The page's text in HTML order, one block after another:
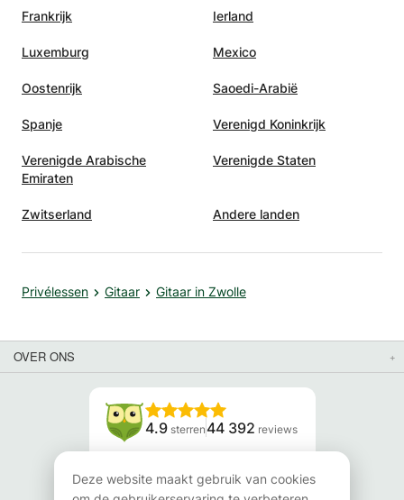
Frankrijk Ierland
Luxemburg Mexico
Oostenrijk Saoedi-Arabië
Spanje Verenigd Koninkrijk
Verenigde Arabische
Emiraten
Verenigde Staten
Zwitserland Andere landen
Privélessen Gitaar Gitaar in Zwolle
OVER ONS
4.9 sterren 44 392 reviews
Lees onze reviews
Deze website maakt gebruik van cookies